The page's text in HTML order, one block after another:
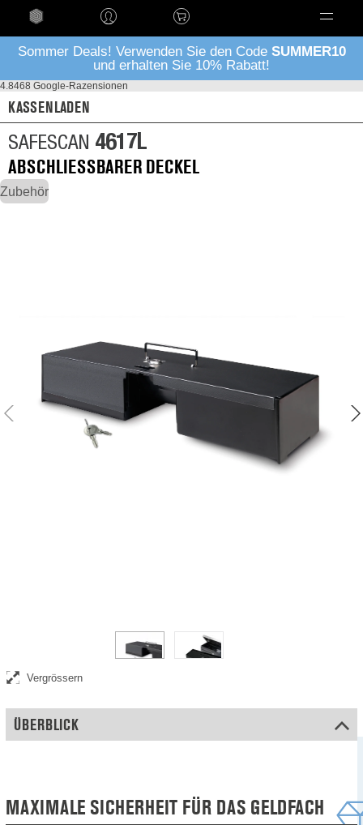
Sommer Deals! Verwenden Sie den Code SUMMER10
und erhalten Sie 10% Rabatt!
4.8468 Google-Razensionen
KASSENLADEN
SAFESCAN 4617L
ABSCHLIESSBARER DECKEL
Zubehör
Inklusive 2-teiligem Schlüsselsatz
Vergrössern
ÜBERBLICK
MAXIMALE SICHERHEIT FÜR DAS GELDFACH